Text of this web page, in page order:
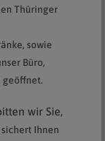
Thüringer
sowie
Büro,
geöffnet.
wir Sie,
Ihnen